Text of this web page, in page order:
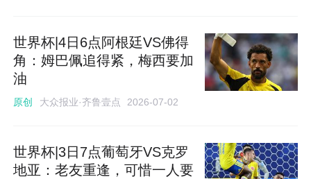
世界杯|4日6点阿根廷VS佛得
角：姆巴佩追得紧，梅西要加
油
原创 大众报业·齐鲁壹点 2026-07-02
世界杯|3日7点葡萄牙VS克罗
地亚：老友重逢，可惜一人要